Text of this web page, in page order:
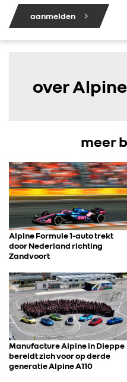
ALPINE
FOTO’S & VIDEO’S
aanmelden
over Alpine
meer
Alpine Formule 1-auto trekt
door Nederland richting
Zandvoort
Manufacture Alpine in Dieppe
bereidt zich voor op derde
generatie Alpine A110